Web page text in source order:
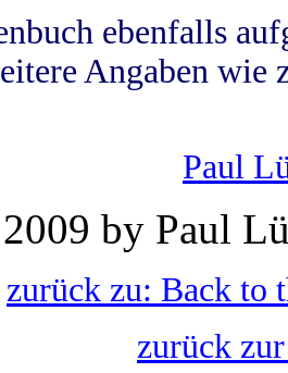
ebenfalls
Angaben wie
Paul
by Paul
zurück zu: Back to
zurück